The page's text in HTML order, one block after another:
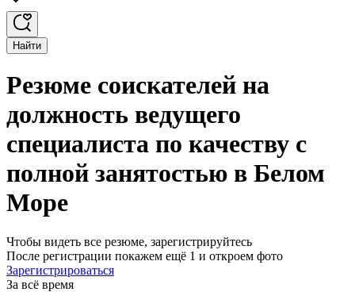
Найти
Резюме соискателей на
должность ведущего
специалиста по качеству с
полной занятостью в Белом
Море
Чтобы видеть все резюме, зарегистрируйтесь
После регистрации покажем ещё 1 и откроем фото
Зарегистрироваться
За всё время